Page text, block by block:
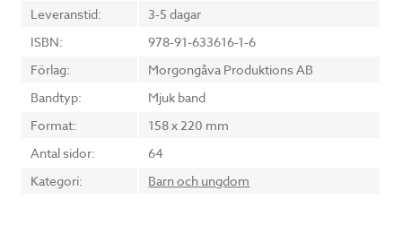
Leveranstid:
3-5 dagar
ISBN:
978-91-633616-1-6
Förlag:
Morgongåva Produktions AB
Bandtyp:
Mjuk band
Format:
158 x 220 mm
Antal sidor:
64
Kategori:
Barn och ungdom